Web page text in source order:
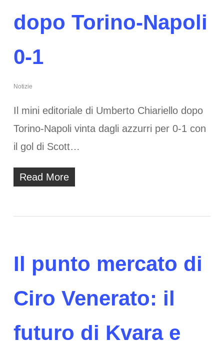
dopo Torino-Napoli
0-1
Notizie
Il mini editoriale di Umberto Chiariello dopo
Torino-Napoli vinta dagli azzurri per 0-1 con
il gol di Scott…
Read More
Il punto mercato di
Ciro Venerato: il
futuro di Kvara e